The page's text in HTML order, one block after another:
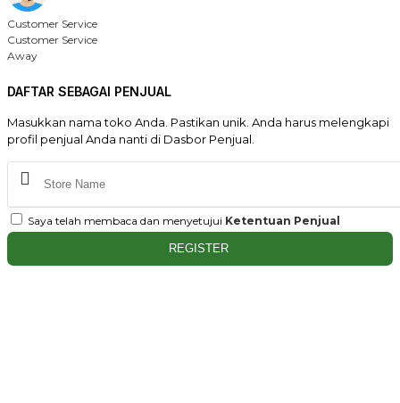
Customer Service
Customer Service
Away
DAFTAR SEBAGAI PENJUAL
Masukkan nama toko Anda. Pastikan unik. Anda harus melengkapi
profil penjual Anda nanti di Dasbor Penjual.
Saya telah membaca dan menyetujui Ketentuan Penjual
REGISTER